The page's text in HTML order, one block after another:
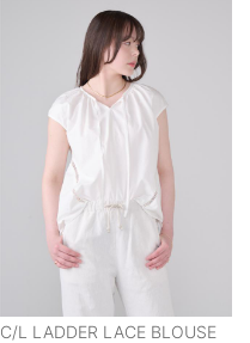
C/L LADDER LACE BLOUSE